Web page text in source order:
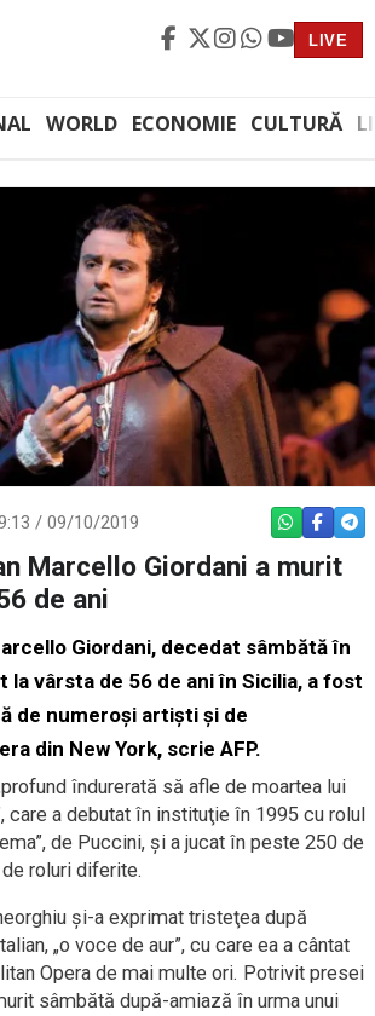
LIVE
WORLD ECONOMIE CULTURĂ
/ 09/10/2019 WHATSAPP
Marcello Giordani a murit
de ani
Giordani, decedat sâmbătă în
la vârsta de 56 de ani în Sicilia, a fost
de numeroşi artişti şi de
din New York, scrie AFP.
îndurerată să afle de moartea lui
care a debutat în instituţie în 1995 cu rolul
de Puccini, şi a jucat în peste 250 de
roluri diferite.
şi-a exprimat tristeţea după
„o voce de aur”, cu care ea a cântat
Opera de mai multe ori. Potrivit presei
sâmbătă după-amiază în urma unui